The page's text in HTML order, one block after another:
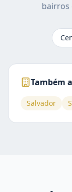
bairros
Também
Salvador